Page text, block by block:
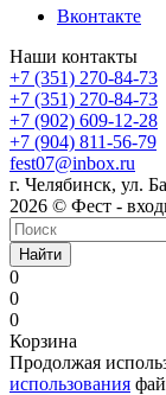
Вконтакте
Наши контакты
+7 (351) 270-84-73
+7 (351) 270-84-73
+7 (902) 609-12-28
+7 (904) 811-56-79
fest07@inbox.ru
г. Челябинск, ул.
2026 © Фест -
Найти
0
0
0
Корзина
Продолжая
использования